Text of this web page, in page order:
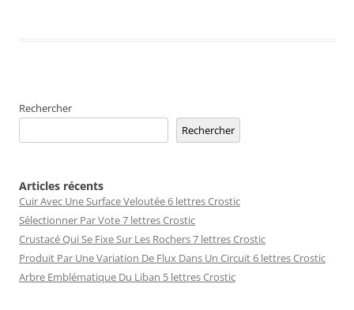
Rechercher
Rechercher
Articles récents
Cuir Avec Une Surface Veloutée 6 lettres Crostic
Sélectionner Par Vote 7 lettres Crostic
Crustacé Qui Se Fixe Sur Les Rochers 7 lettres Crostic
Produit Par Une Variation De Flux Dans Un Circuit 6 lettres Crostic
Arbre Emblématique Du Liban 5 lettres Crostic